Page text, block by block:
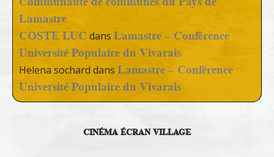
Lamastre
COSTE LUC dans Lamastre – Conférence
Université Populaire du Vivarais
Helena sochard dans Lamastre – Conférence
Université Populaire du Vivarais
CINÉMA ÉCRAN VILLAGE